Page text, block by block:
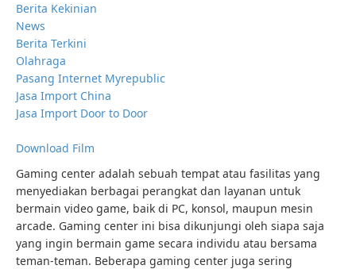
Berita Kekinian
News
Berita Terkini
Olahraga
Pasang Internet Myrepublic
Jasa Import China
Jasa Import Door to Door
Download Film
Gaming center adalah sebuah tempat atau fasilitas yang
menyediakan berbagai perangkat dan layanan untuk
bermain video game, baik di PC, konsol, maupun mesin
arcade. Gaming center ini bisa dikunjungi oleh siapa saja
yang ingin bermain game secara individu atau bersama
teman-teman. Beberapa gaming center juga sering